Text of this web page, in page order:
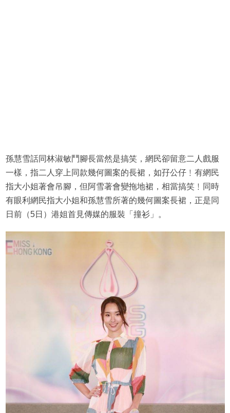
孫慧雪話同林淑敏鬥腳長當然是搞笑，網民卻留意二人戲服
一樣，指二人穿上同款幾何圖案的長裙，如孖公仔﹗有網民
指大小姐著會吊腳，但阿雪著會變拖地裙，相當搞笑﹗同時
有眼利網民指大小姐和孫慧雪所著的幾何圖案長裙，正是同
日前（5日）港姐首見傳媒的服裝「撞衫」。